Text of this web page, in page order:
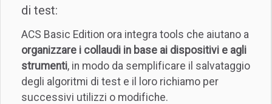
di test:
ACS Basic Edition ora integra tools che aiutano a
organizzare i collaudi in base ai dispositivi e agli
strumenti, in modo da semplificare il salvataggio
degli algoritmi di test e il loro richiamo per
successivi utilizzi o modifiche.